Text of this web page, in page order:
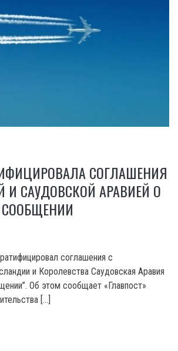
СОГЛАШЕНИЯ
И САУДОВСКОЙ АРАВИЕЙ О
соглашения с
и Королевства Саудовская Аравия
Об этом сообщает «Главпост»
[…]